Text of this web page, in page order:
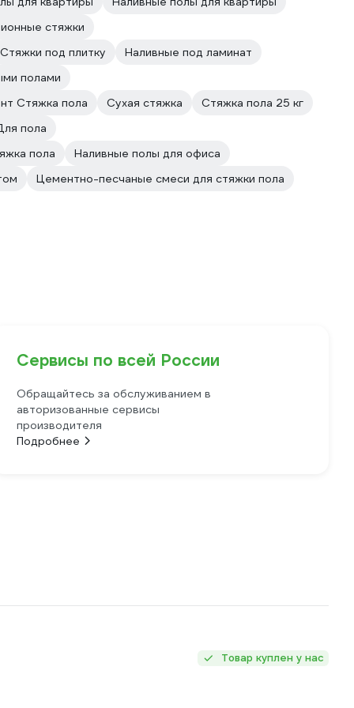
стяжки
Стяжки под плитку
Наливные под ламинат
полами
Стяжка пола
Сухая стяжка
Стяжка пола 25 кг
пола
пола
Наливные полы для офиса
Цементно-песчаные смеси для стяжки пола
Сервисы по всей России
Обращайтесь за обслуживанием в
авторизованные сервисы
производителя
Подробнее
Товар куплен у нас